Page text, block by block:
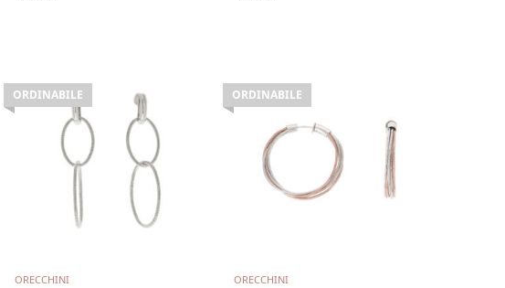
ORDINABILE
ORECCHINI
ORDINABILE
ORECCHINI